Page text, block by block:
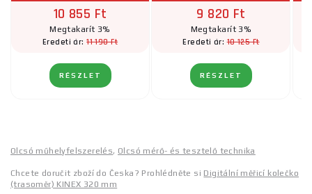
10 855 Ft
Megtakarít 3%
Eredeti ár:11 190 Ft
RÉSZLET
9 820 Ft
Megtakarít 3%
Eredeti ár:10 125 Ft
RÉSZLET
Olcsó műhelyfelszerelés, Olcsó mérő- és tesztelő technika
Chcete doručit zboží do Česka? Prohlédněte si Digitální měřicí kolečko
(trasoměr) KINEX 320 mm